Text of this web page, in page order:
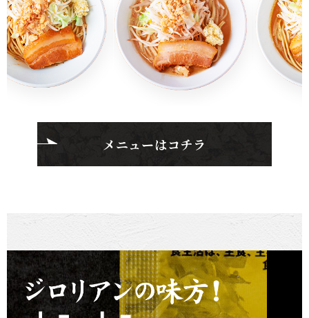
メニューはコチラ